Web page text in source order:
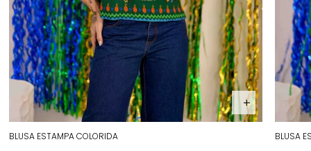
BLUSA ESTAMPA COLORIDA BLUSA